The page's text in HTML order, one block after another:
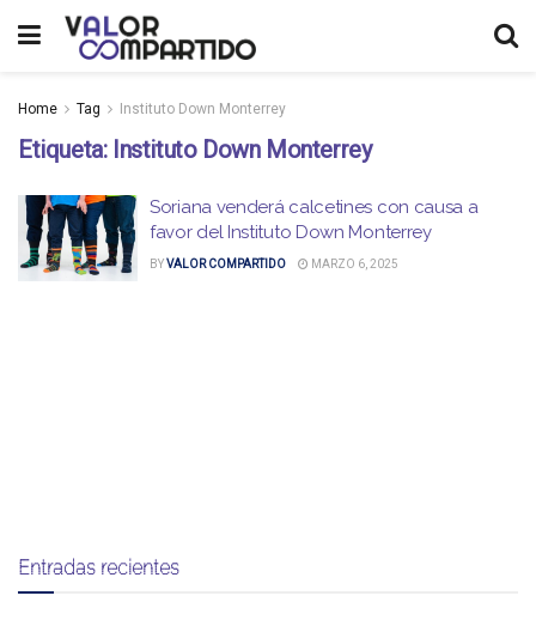
Home Tag Instituto Down Monterrey
Etiqueta: Instituto Down Monterrey
Soriana venderá calcetines con causa a
favor del Instituto Down Monterrey
BYVALOR COMPARTIDO MARZO 6, 2025
Entradas recientes